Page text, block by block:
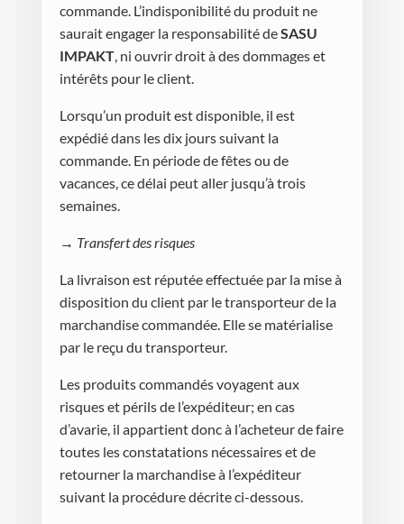
commande. L’indisponibilité du produit ne
saurait engager la responsabilité deSASU
IMPAKT, ni ouvrir droit à des dommages et
intérêts pour le client.
Lorsqu’un produit est disponible, il est
expédié dans les dix jours suivant la
commande. En période de fêtes ou de
vacances, ce délai peut aller jusqu’à trois
semaines.
→ Transfert des risques
La livraison est réputée effectuée par la mise à
disposition du client par le transporteur de la
marchandise commandée. Elle se matérialise
par le reçu du transporteur.
Les produits commandés voyagent aux
risques et périls de l’expéditeur; en cas
d’avarie, il appartient donc à l’acheteur de faire
toutes les constatations nécessaires et de
retourner la marchandise à l’expéditeur
suivant la procédure décrite ci-dessous.